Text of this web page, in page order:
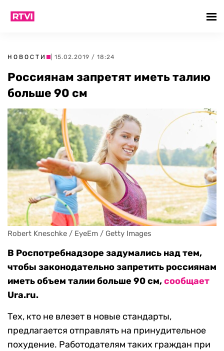
НОВОСТИ | 15.02.2019 / 18:24
Россиянам запретят иметь талию
больше 90 см
Robert Kneschke / EyeEm / Getty Images
В Роспотребнадзоре задумались над тем,
чтобы законодательно запретить россиянам
иметь объем талии больше 90 см,сообщает
Ura.ru.
Тех, кто не влезет в новые стандарты,
предлагается отправлять на принудительное
похудение. Работодателям таких граждан при